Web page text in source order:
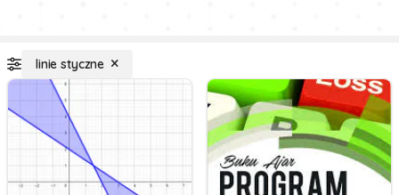
linie styczne